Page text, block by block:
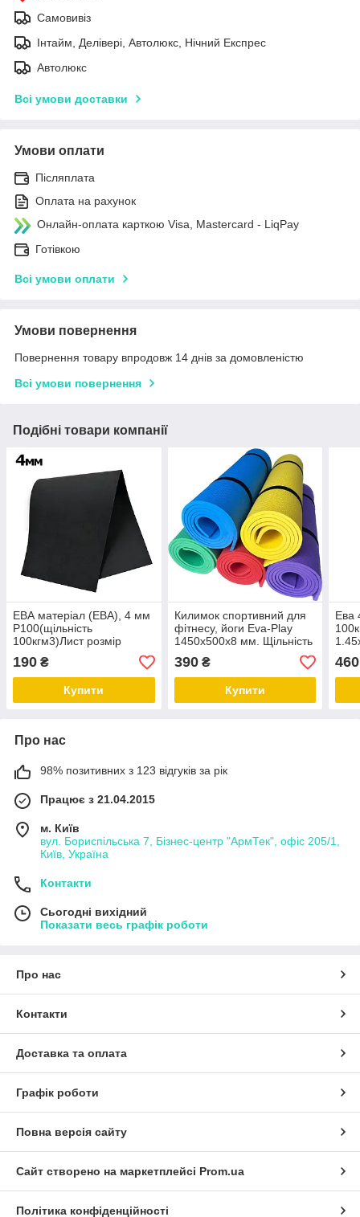
Самовивіз
Інтайм, Делівері, Автолюкс, Нічний Експрес
Автолюкс
Всі умови доставки
Умови оплати
Післяплата
Оплата на рахунок
Онлайн-оплата карткою Visa, Mastercard - LiqPay
Готівкою
Всі умови оплати
Умови повернення
Повернення товару впродовж 14 днів за домовленістю
Всі умови повернення
Подібні товари компанії
ЕВА матеріал (ЕВА), 4 мм
P100(щільність
100кгм3)Лист розмір
0.5х1.5 м (0,75 м2).
Етиленвінілацетат. Eva
Foam
190 ₴
Купити
Килимок спортивний для
фітнесу, йоги Eva-Play
1450х500х8 мм. Щільність
100 кг/м3 (міцний, не
рветься)
390₴
Купити
Ева
Eva
460
Про нас
98% позитивних з 123 відгуків за рік
Працює з 21.04.2015
м. Київ
вул. Бориспільська 7, Бізнес-центр "АрмТек", офіс 205/1,
Київ, Україна
Контакти
Сьогодні вихідний
Показати весь графік роботи
Про нас
Контакти
Доставка та оплата
Графік роботи
Повна версія сайту
Сайт створено на маркетплейсі Prom.ua
Політика конфіденційності